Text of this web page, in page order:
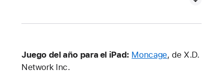
Juego del año para el iPad: Moncage, de X.D.
Network Inc.